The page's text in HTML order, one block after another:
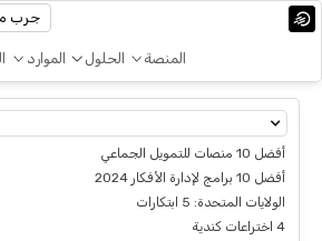
المنصة الحلول الموارد
جرب
أفضل 10 منصات للتمويل الجماعي
أفضل 10 برامج لإدارة الأفكار 2024
الولايات المتحدة: 5 ابتكارات
4 اختراعات كندية